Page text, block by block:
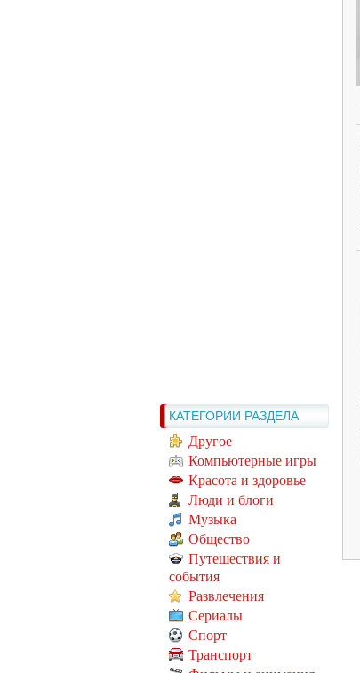
КАТЕГОРИИ РАЗДЕЛА
Другое
Компьютерные игры
Красота и здоровье
Люди и блоги
Музыка
Общество
Путешествия и
события
Развлечения
Сериалы
Спорт
Транспорт